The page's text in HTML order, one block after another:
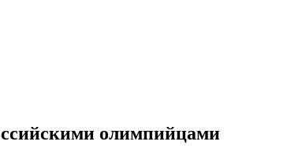
олимпийцами